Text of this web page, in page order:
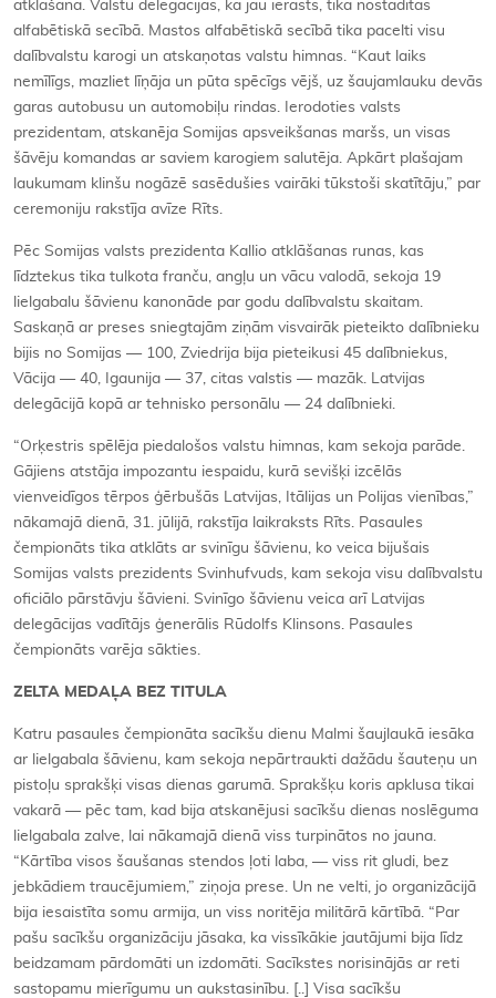
atklāšana. Valstu delegācijas, kā jau ierasts, tika nostādītas
alfabētiskā secībā. Mastos alfabētiskā secībā tika pacelti visu
dalībvalstu karogi un atskaņotas valstu himnas. “Kaut laiks
nemīlīgs, mazliet līņāja un pūta spēcīgs vējš, uz šaujamlauku devās
garas autobusu un automobiļu rindas. Ierodoties valsts
prezidentam, atskanēja Somijas apsveikšanas maršs, un visas
šāvēju komandas ar saviem karogiem salutēja. Apkārt plašajam
laukumam klinšu nogāzē sasēdušies vairāki tūkstoši skatītāju,” par
ceremoniju rakstīja avīze Rīts.
Pēc Somijas valsts prezidenta Kallio atklāšanas runas, kas
līdztekus tika tulkota franču, angļu un vācu valodā, sekoja 19
lielgabalu šāvienu kanonāde par godu dalībvalstu skaitam.
Saskaņā ar preses sniegtajām ziņām visvairāk pieteikto dalībnieku
bijis no Somijas — 100, Zviedrija bija pieteikusi 45 dalībniekus,
Vācija — 40, Igaunija — 37, citas valstis — mazāk. Latvijas
delegācijā kopā ar tehnisko personālu — 24 dalībnieki.
“Orķestris spēlēja piedalošos valstu himnas, kam sekoja parāde.
Gājiens atstāja impozantu iespaidu, kurā sevišķi izcēlās
vienveidīgos tērpos ģērbušās Latvijas, Itālijas un Polijas vienības,”
nākamajā dienā, 31. jūlijā, rakstīja laikraksts Rīts. Pasaules
čempionāts tika atklāts ar svinīgu šāvienu, ko veica bijušais
Somijas valsts prezidents Svinhufvuds, kam sekoja visu dalībvalstu
oficiālo pārstāvju šāvieni. Svinīgo šāvienu veica arī Latvijas
delegācijas vadītājs ģenerālis Rūdolfs Klinsons. Pasaules
čempionāts varēja sākties.
ZELTA MEDAĻA BEZ TITULA
Katru pasaules čempionāta sacīkšu dienu Malmi šaujlaukā iesāka
ar lielgabala šāvienu, kam sekoja nepārtraukti dažādu šauteņu un
pistoļu sprakšķi visas dienas garumā. Sprakšķu koris apklusa tikai
vakarā — pēc tam, kad bija atskanējusi sacīkšu dienas noslēguma
lielgabala zalve, lai nākamajā dienā viss turpinātos no jauna.
“Kārtība visos šaušanas stendos ļoti laba, — viss rit gludi, bez
jebkādiem traucējumiem,” ziņoja prese. Un ne velti, jo organizācijā
bija iesaistīta somu armija, un viss noritēja militārā kārtībā. “Par
pašu sacīkšu organizāciju jāsaka, ka vissīkākie jautājumi bija līdz
beidzamam pārdomāti un izdomāti. Sacīkstes norisinājās ar reti
sastopamu mierīgumu un aukstasinību. [..] Visa sacīkšu